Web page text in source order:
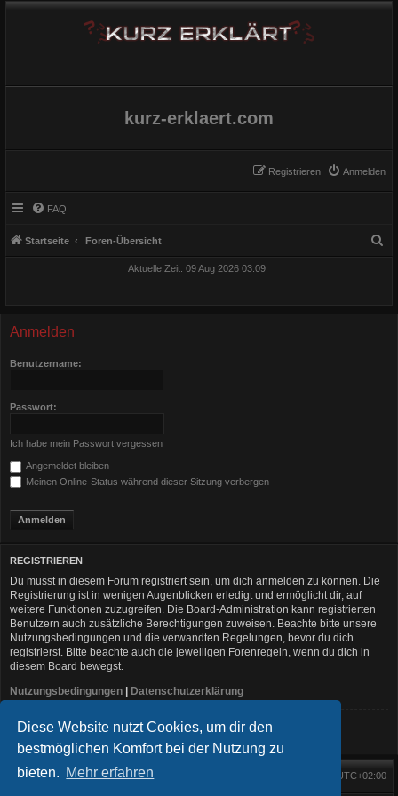
Diese Website nutzt Cookies, um dir den
bestmöglichen Komfort bei der Nutzung zu
bieten. Mehr erfahren
kurz-erklaert.com
Anmelden
Registrieren
FAQ
Startseite Foren-Übersicht
Aktuelle Zeit: 09 Aug 2026 03:09
Anmelden
Benutzername:
Passwort:
Ich habe mein Passwort vergessen
Angemeldet bleiben
Meinen Online-Status während dieser Sitzung verbergen
REGISTRIEREN
Du musst in diesem Forum registriert sein, um dich anmelden zu können. Die
Registrierung ist in wenigen Augenblicken erledigt und ermöglicht dir, auf
weitere Funktionen zuzugreifen. Die Board-Administration kann registrierten
Benutzern auch zusätzliche Berechtigungen zuweisen. Beachte bitte unsere
Nutzungsbedingungen und die verwandten Regelungen, bevor du dich
registrierst. Bitte beachte auch die jeweiligen Forenregeln, wenn du dich in
diesem Board bewegst.
Nutzungsbedingungen | Datenschutzerklärung
Registrieren
Startseite Foren-Übersicht UTC+02:00